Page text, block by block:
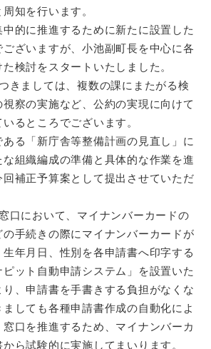
知を行います。
的に推進するために新たに設置した
ございますが、小池副町長を中心に各
検討をスタートいたしました。
きましては、複数の課にまたがる検
察の実施など、公約の実現に向けて
るところでございます。
る「新庁舎等整備計画の見直し」に
組織編成の準備と具体的な作業を進
補正予算案として提出させていただ
口において、マイナンバーカードの
手続きの際にマイナンバーカードが
年月日、性別を各申請書へ印字する
ット自動申請システム」を設置いた
り、申請書を手書きする負担がなくな
しても各種申請書作成の自動化によ
口を推進するため、マイナンバーカ
ら試験的に実施してまいります。